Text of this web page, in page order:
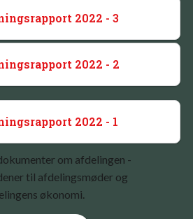
2022 - 3
2022 - 2
2022 - 1
om afdelingen -
til afdelingsmøder og
økonomi.